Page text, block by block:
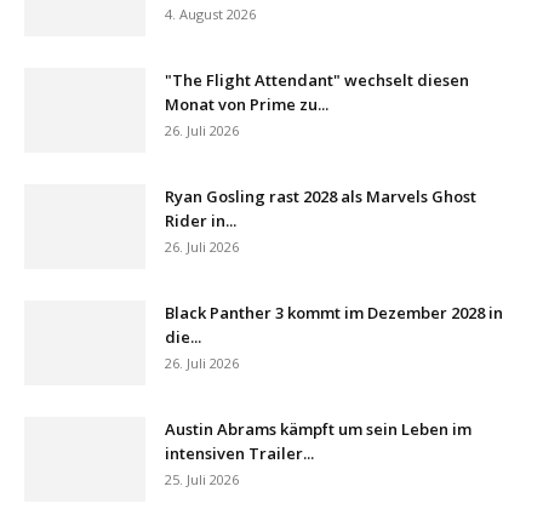
4. August 2026
"The Flight Attendant" wechselt diesen
Monat von Prime zu...
26. Juli 2026
Ryan Gosling rast 2028 als Marvels Ghost
Rider in...
26. Juli 2026
Black Panther 3 kommt im Dezember 2028 in
die...
26. Juli 2026
Austin Abrams kämpft um sein Leben im
intensiven Trailer...
25. Juli 2026